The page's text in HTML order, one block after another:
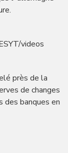
videos
près de la
de changes
des banques en